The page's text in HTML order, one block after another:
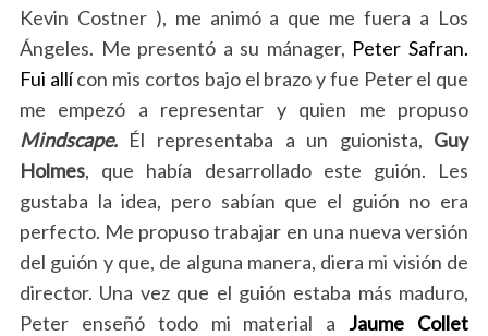
Kevin Costner ), me animó a que me fuera a Los
Ángeles. Me presentó a su mánager, Peter Safran.
Fui allícon mis cortos bajo el brazo y fue Peter el que
me empezó a representar y quien me propuso
Mindscape.Él representaba a un guionista, Guy
Holmes, que había desarrollado este guión. Les
gustaba la idea, pero sabían que el guión no era
perfecto. Me propuso trabajar en una nueva versión
del guión y que, de alguna manera, diera mi visión de
director. Una vez que el guión estaba más maduro,
Peter enseñó todo mi material a Jaume Collet